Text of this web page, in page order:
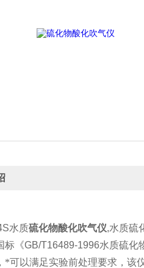
水质硫化物酸化吹气仪,水质硫
标《GB/T16489-1996水质硫化
*可以满足实验前处理要求，该